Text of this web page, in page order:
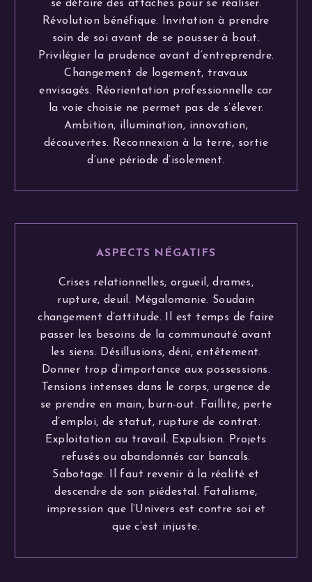
se défaire des attaches pour se réaliser.
Révolution bénéfique. Invitation à prendre
soin de soi avant de se pousser à bout.
Privilégier la prudence avant d’entreprendre.
Changement de logement, travaux
envisagés. Réorientation professionnelle car
la voie choisie ne permet pas de s’élever.
Ambition, illumination, innovation,
découvertes. Reconnexion à la terre, sortie
d’une période d’isolement.
ASPECTS NÉGATIFS
Crises relationnelles, orgueil, drames,
rupture, deuil. Mégalomanie. Soudain
changement d’attitude. Il est temps de faire
passer les besoins de la communauté avant
les siens. Désillusions, déni, entêtement.
Donner trop d’importance aux possessions.
Tensions intenses dans le corps, urgence de
se prendre en main, burn-out. Faillite, perte
d’emploi, de statut, rupture de contrat.
Exploitation au travail. Expulsion. Projets
refusés ou abandonnés car bancals.
Sabotage. Il faut revenir à la réalité et
descendre de son piédestal. Fatalisme,
impression que l’Univers est contre soi et
que c’est injuste.